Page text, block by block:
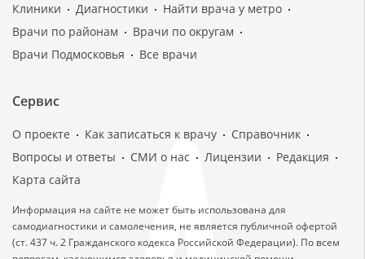
Клиники
Диагностики
Найти врача у метро
Врачи по районам
Врачи по округам
Врачи Подмосковья
Все врачи
Сервис
О проекте Как записаться к врачу
Справочник
Вопросы и ответы
СМИ о нас Лицензии
Редакция
Карта сайта
Информация на сайте не может быть использована для
самодиагностики и самолечения, не является публичной офертой
(ст. 437 ч. 2 Гражданского кодекса Российской Федерации). По всем